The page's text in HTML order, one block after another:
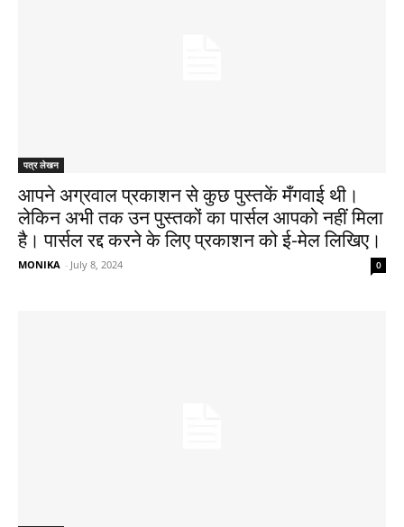
पत्र लेखन
आपने अग्रवाल प्रकाशन से कुछ पुस्तकें मँगवाई थी।
लेकिन अभी तक उन पुस्तकों का पार्सल आपको नहीं मिला
है। पार्सल रद्द करने के लिए प्रकाशन को ई-मेल लिखिए।
MONIKA - July 8, 2024 0